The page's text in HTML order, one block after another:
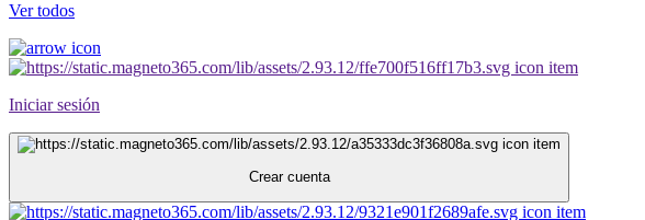
Ver todos
Iniciar sesión
Crear cuenta